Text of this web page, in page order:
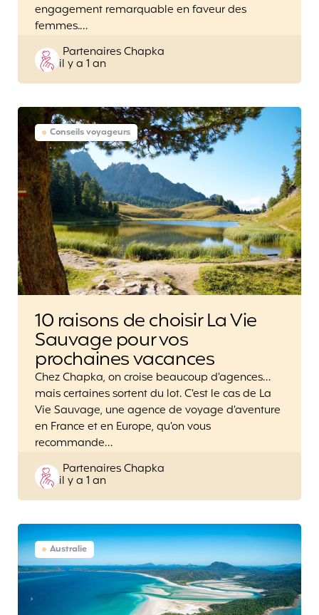
engagement remarquable en faveur des
femmes.…
Posted
by
Partenaires Chapka
il y a 1 an
Conseils voyageurs
10 raisons de choisir La Vie
Sauvage pour vos
prochaines vacances
Chez Chapka, on croise beaucoup d’agences…
mais certaines sortent du lot. C’est le cas de La
Vie Sauvage, une agence de voyage d’aventure
en France et en Europe, qu’on vous
recommande…
Posted
by
Partenaires Chapka
il y a 1 an
Australie